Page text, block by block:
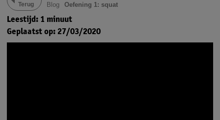
Terug
Blog
Oefening 1: squat
Leestijd: 1 minuut
Geplaatst op: 27/03/2020